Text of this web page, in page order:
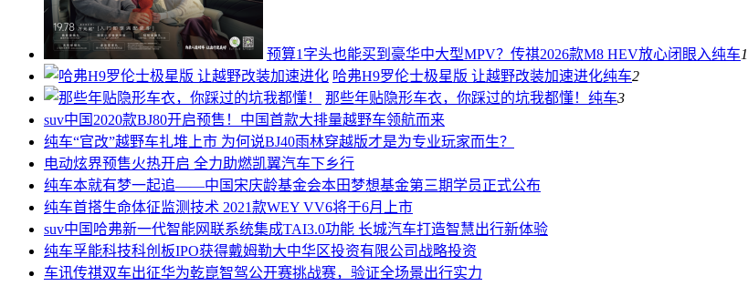
预算1字头也能买到豪华中大型MPV？传祺2026款M8 HEV放心闭眼入纯车1
哈弗H9罗伦士极星版 让越野改装加速进化纯车2
那些年贴隐形车衣，你踩过的坑我都懂！ 纯车3
suv中国2020款BJ80开启预售！中国首款大排量越野车领航而来
纯车“官改”越野车扎堆上市 为何说BJ40雨林穿越版才是为专业玩家而生？
电动炫界预售火热开启 全力助燃凯翼汽车下乡行
纯车本就有梦一起追——中国宋庆龄基金会本田梦想基金第三期学员正式公布
纯车首搭生命体征监测技术 2021款WEY VV6将于6月上市
suv中国 哈弗新一代智能网联系统集成TAI3.0功能 长城汽车打造智慧出行新体验
纯车孚能科技科创板IPO获得戴姆勒大中华区投资有限公司战略投资
车讯传祺双车出征华为乾崑智驾公开赛挑战赛，验证全场景出行实力